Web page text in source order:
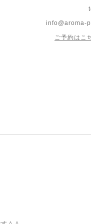
info@aroma-
ご予約はこ